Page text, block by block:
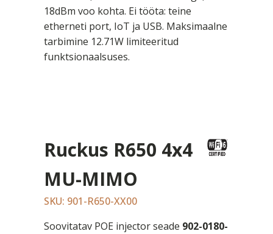
18dBm voo kohta. Ei tööta: teine
etherneti port, IoT ja USB. Maksimaalne
tarbimine 12.71W limiteeritud
funktsionaalsuses.
Ruckus R650 4x4
MU-MIMO
SKU: 901-R650-XX00
Soovitatav POE injector seade 902-0180-